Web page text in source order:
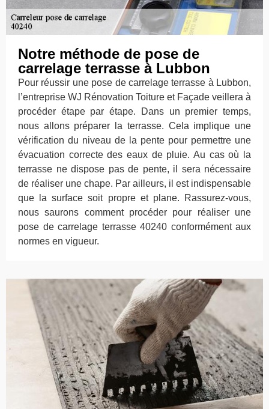
Notre méthode de pose de
carrelage terrasse à Lubbon
Pour réussir une pose de carrelage terrasse à Lubbon,
l’entreprise WJ Rénovation Toiture et Façade veillera à
procéder étape par étape. Dans un premier temps,
nous allons préparer la terrasse. Cela implique une
vérification du niveau de la pente pour permettre une
évacuation correcte des eaux de pluie. Au cas où la
terrasse ne dispose pas de pente, il sera nécessaire
de réaliser une chape. Par ailleurs, il est indispensable
que la surface soit propre et plane. Rassurez-vous,
nous saurons comment procéder pour réaliser une
pose de carrelage terrasse 40240 conformément aux
normes en vigueur.